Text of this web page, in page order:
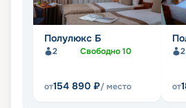
Полулюкс Б
2 Свободно10
от154 890 ₽/ место
2
от